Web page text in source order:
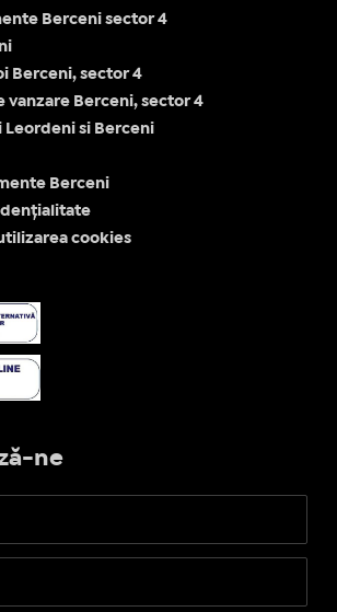
Berceni sector 4
Berceni, sector 4
vanzare Berceni, sector 4
Leordeni si Berceni
Berceni
cookies
ne